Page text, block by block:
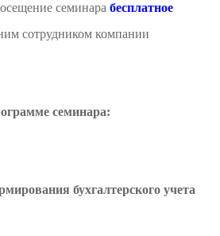
семинара бесплатное
сотрудником компании
семинара:
бухгалтерского учета